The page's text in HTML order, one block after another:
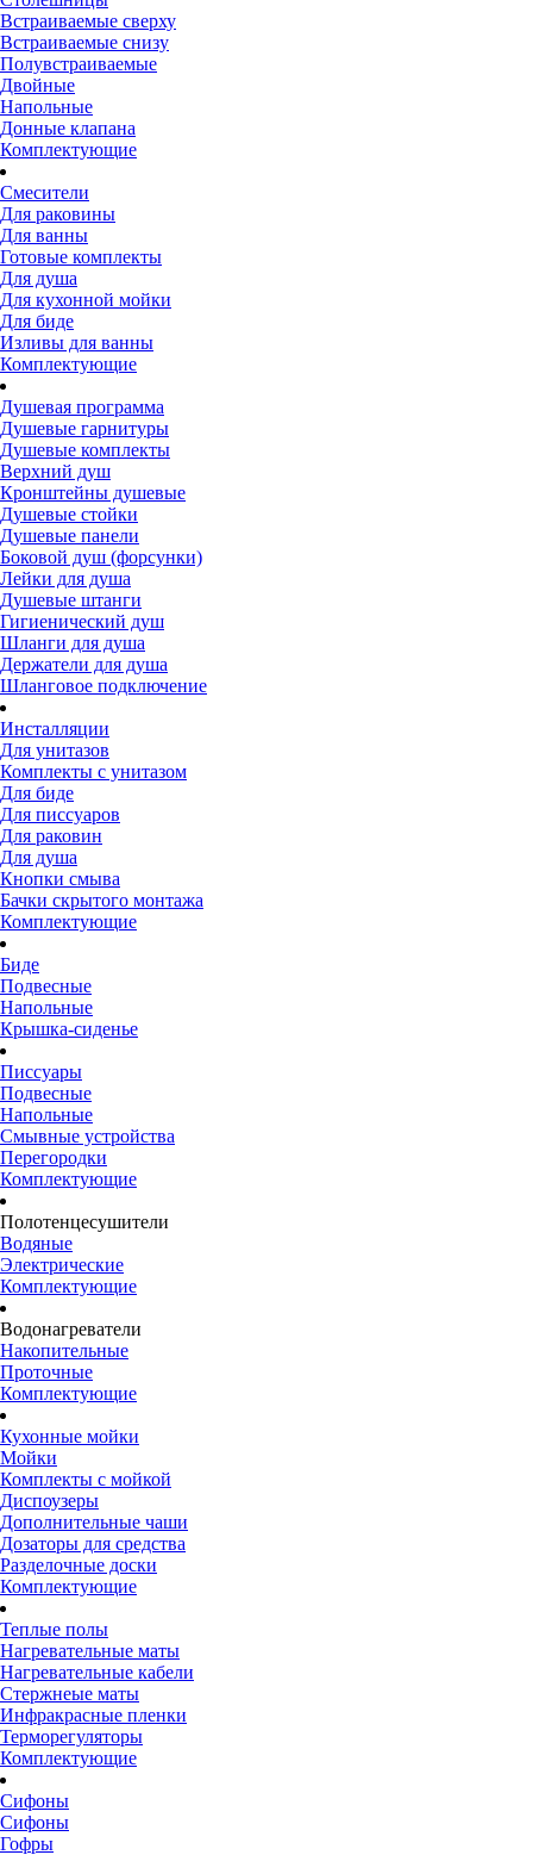
Встраиваемые сверху
Встраиваемые снизу
Полувстраиваемые
Двойные
Напольные
Донные клапана
Комплектующие
Смесители
Для раковины
Для ванны
Готовые комплекты
Для душа
Для кухонной мойки
Для биде
Изливы для ванны
Комплектующие
Душевая программа
Душевые гарнитуры
Душевые комплекты
Верхний душ
Кронштейны душевые
Душевые стойки
Душевые панели
Боковой душ (форсунки)
Лейки для душа
Душевые штанги
Гигиенический душ
Шланги для душа
Держатели для душа
Шланговое подключение
Инсталляции
Для унитазов
Комплекты с унитазом
Для биде
Для писсуаров
Для раковин
Для душа
Кнопки смыва
Бачки скрытого монтажа
Комплектующие
Биде
Подвесные
Напольные
Крышка-сиденье
Писсуары
Подвесные
Напольные
Смывные устройства
Перегородки
Комплектующие
Полотенцесушители
Водяные
Электрические
Комплектующие
Водонагреватели
Накопительные
Проточные
Комплектующие
Кухонные мойки
Мойки
Комплекты с мойкой
Диспоузеры
Дополнительные чаши
Дозаторы для средства
Разделочные доски
Комплектующие
Теплые полы
Нагревательные маты
Нагревательные кабели
Стержнеые маты
Инфракрасные пленки
Терморегуляторы
Комплектующие
Сифоны
Сифоны
Гофры